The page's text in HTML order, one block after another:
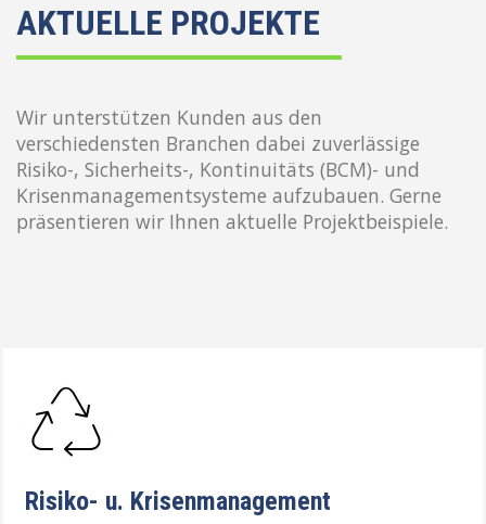
AKTUELLE PROJEKTE
Wir unterstützen Kunden aus den
verschiedensten Branchen dabei zuverlässige
Risiko-, Sicherheits-, Kontinuitäts (BCM)- und
Krisenmanagementsysteme aufzubauen. Gerne
präsentieren wir Ihnen aktuelle Projektbeispiele.
Risiko- u. Krisenmanagement